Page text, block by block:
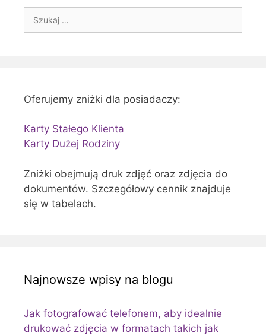
Oferujemy zniżki dla posiadaczy:
Karty Stałego Klienta
Karty Dużej Rodziny
Zniżki obejmują druk zdjęć oraz zdjęcia do
dokumentów. Szczegółowy cennik znajduje
się w tabelach.
Najnowsze wpisy na blogu
Jak fotografować telefonem, aby idealnie
drukować zdjęcia w formatach takich jak